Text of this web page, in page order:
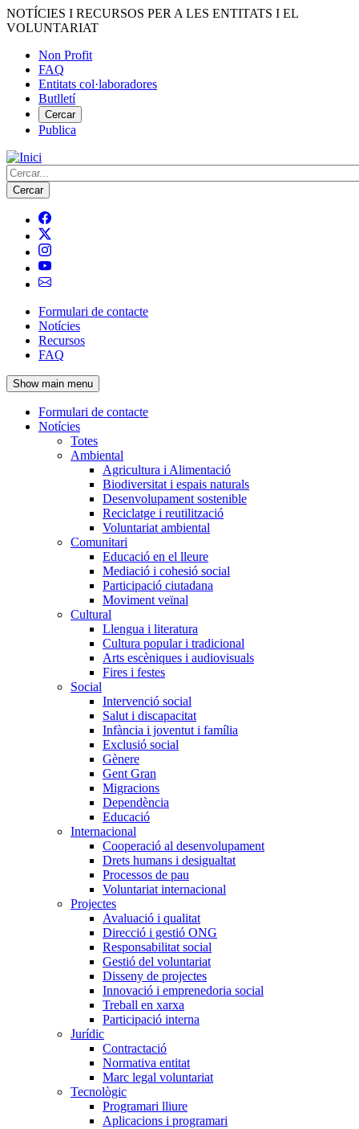
Vés
al
NOTÍCIES I RECURSOS PER A LES ENTITATS I EL
VOLUNTARIAT
Menú
del
compte
d'usuari
Non Profit
FAQ
Entitats col·laboradores
Butlletí
Cercar
Publica
Cerca
Navegació
principal
de
l'encapçalament
Formulari de contacte
Notícies
Recursos
FAQ
Show main menu
Navegació
principal
Formulari de contacte
Notícies
Totes
Ambiental
Agricultura i Alimentació
Biodiversitat i espais naturals
Desenvolupament sostenible
Reciclatge i reutilització
Voluntariat ambiental
Comunitari
Educació en el lleure
Mediació i cohesió social
Participació ciutadana
Moviment veïnal
Cultural
Llengua i literatura
Cultura popular i tradicional
Arts escèniques i audiovisuals
Fires i festes
Social
Intervenció social
Salut i discapacitat
Infància i joventut i família
Exclusió social
Gènere
Gent Gran
Migracions
Dependència
Educació
Internacional
Cooperació al desenvolupament
Drets humans i desigualtat
Processos de pau
Voluntariat internacional
Projectes
Avaluació i qualitat
Direcció i gestió ONG
Responsabilitat social
Gestió del voluntariat
Disseny de projectes
Innovació i emprenedoria social
Treball en xarxa
Participació interna
Jurídic
Contractació
Normativa entitat
Marc legal voluntariat
Tecnològic
Programari lliure
Aplicacions i programari